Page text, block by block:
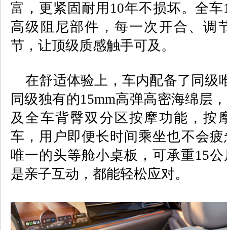
富，更紧固耐用 10年不损坏。全车
高级阻尼部件，每一次开合、调
节，让顶级质感触手可及。
在舒适体验上，车内配备了同级
同级独有的15mm高弹高密海绵层
及全车背臀双分区按摩功能，按
车，用户即便长时间乘坐也不会
唯一的头等舱小桌板，可承重15公
是亲子互动，都能轻松应对。